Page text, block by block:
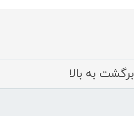
برگشت به بالا